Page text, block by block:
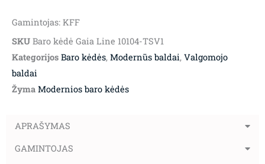
Gamintojas: KFF
SKU Baro kėdė Gaia Line 10104-TSV1
Kategorijos Baro kėdės, Modernūs baldai, Valgomojo
baldai
Žyma Modernios baro kėdės
APRAŠYMAS
GAMINTOJAS